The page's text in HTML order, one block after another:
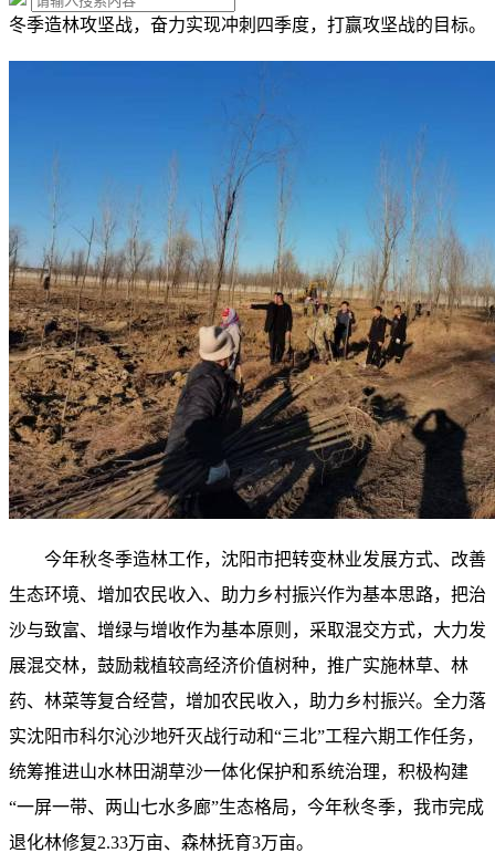
冬季造林攻坚战，奋力实现冲刺四季度，打赢攻坚战的目标。
今年秋冬季造林工作，沈阳市把转变林业发展方式、改善
生态环境、增加农民收入、助力乡村振兴作为基本思路，把治
沙与致富、增绿与增收作为基本原则，采取混交方式，大力发
展混交林，鼓励栽植较高经济价值树种，推广实施林草、林
药、林菜等复合经营，增加农民收入，助力乡村振兴。全力落
实沈阳市科尔沁沙地歼灭战行动和“三北”工程六期工作任务，
统筹推进山水林田湖草沙一体化保护和系统治理，积极构建
“一屏一带、两山七水多廊”生态格局，今年秋冬季，我市完成
退化林修复2.33万亩、森林抚育3万亩。